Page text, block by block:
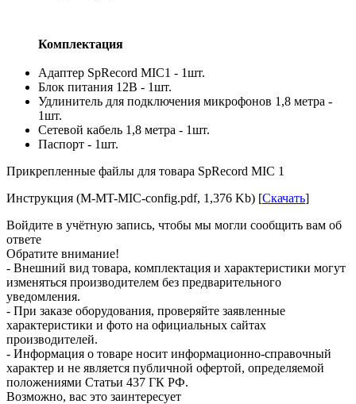
Комплектация
Адаптер SpRecord MIC1 - 1шт.
Блок питания 12В - 1шт.
Удлинитель для подключения микрофонов 1,8 метра -
1шт.
Сетевой кабель 1,8 метра - 1шт.
Паспорт - 1шт.
Прикрепленные файлы для товара SpRecord MIC 1
Инструкция (M-MT-MIC-config.pdf, 1,376 Kb) [Скачать]
Войдите в учётную запись, чтобы мы могли сообщить вам об
ответе
Обратите внимание!
- Внешний вид товара, комплектация и характеристики могут
изменяться производителем без предварительного
уведомления.
- При заказе оборудования, проверяйте заявленные
характеристики и фото на официальных сайтах
производителей.
- Информация о товаре носит информационно-справочный
характер и не является публичной офертой, определяемой
положениями Статьи 437 ГК РФ.
Возможно, вас это заинтересует